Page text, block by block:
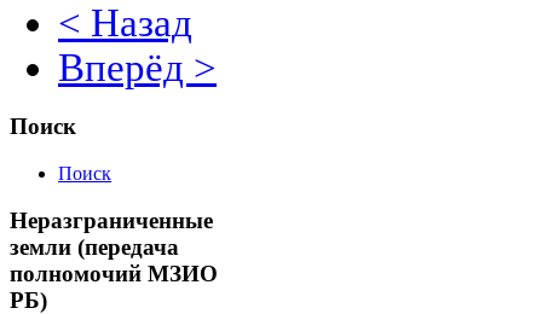
< Назад
Вперёд >
Поиск
Поиск
Неразграниченные
земли (передача
полномочий МЗИО
РБ)